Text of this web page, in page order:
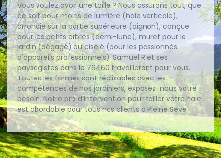
Vous voulez avoir une taille ? Nous assurons tout, que
ce soit pour moins de lumière (haie verticale),
arrondie sur la partie supérieure (oignon), conçue
pour les petits arbres (demi-lune), muret pour le
jardin (dégagé) ou ciselé (pour les passionnés
d'appareils professionnels), Samuel R et ses
paysagistes dans le 76460 travailleront pour vous.
Toutes les formes sont réalisables avec les
compétences de nos jardiniers, exposez-nous votre
besoin. Notre prix d’intervention pour tailler votre haie
est abordable pour tous nos clients à Pleine Seve.